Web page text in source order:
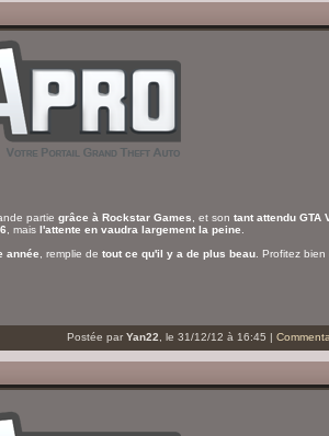
partie grâce à Rockstar Games , et son tant attendu GTA
, mais l'attente en vaudra largement la peine
année , remplie de tout ce qu'il y a de plus beau. Profitez bien
Postée par Yan22 , le 31/12/12 à 16:45 |